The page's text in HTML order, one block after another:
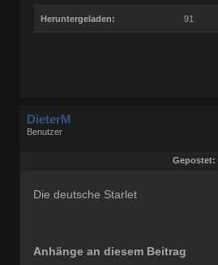
Heruntergeladen: 91
DieterM
Benutzer
Gepostet:
Die deutsche Starlet
Anhänge an diesem Beitrag